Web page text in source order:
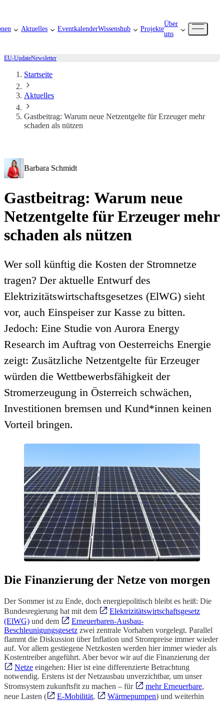
Aktuelles EventkalenderWissenshub Projekte
Über
uns
EU-UpdateNewsletter
Startseite
Aktuelles
Gastbeitrag: Warum neue Netzentgelte für Erzeuger mehr
schaden als nützen
Barbara Schmidt
Gastbeitrag: Warum neue
Netzentgelte für Erzeuger mehr
schaden als nützen
Wer soll künftig die Kosten der Stromnetze
tragen? Der aktuelle Entwurf des
Elektrizitätswirtschaftsgesetzes (ElWG) sieht
vor, auch Einspeiser zur Kasse zu bitten.
Jedoch: Eine Studie von Aurora Energy
Research im Auftrag von Oesterreichs Energie
zeigt: Zusätzliche Netzentgelte für Erzeuger
würden die Wettbewerbsfähigkeit der
Stromerzeugung in Österreich schwächen,
Investitionen bremsen und Kund*innen keinen
Vorteil bringen.
Die Finanzierung der Netze von morgen
Der Sommer ist zu Ende, doch energiepolitisch bleibt es heiß: Die
Bundesregierung hat mit dem
Elektrizitätswirtschaftsgesetz
(ElWG) und dem
Erneuerbaren-Ausbau-
Beschleunigungsgesetz zwei zentrale Vorhaben vorgelegt. Parallel
flammt die Diskussion über Inflation und Strompreise immer wieder
auf. Vor allem gestiegene Netzkosten werden hier immer wieder als
Kostentreiber angeführt. Aber bevor wir auf die Finanzierung der
Netze eingehen: Hier ist eine differenzierte Betrachtung
notwendig. Erstens ist der Netzausbau unverzichtbar, um unser
Stromsystem zukunftsfit zu machen – für
mehr Erneuerbare,
neue Lasten (
E-Mobilität, Wärmepumpen) und weiterhin